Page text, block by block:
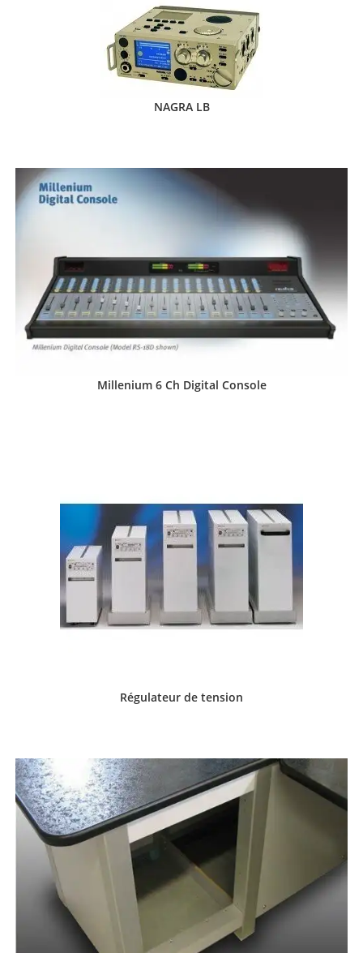
NAGRA LB
Millenium 6 Ch Digital Console
Régulateur de tension